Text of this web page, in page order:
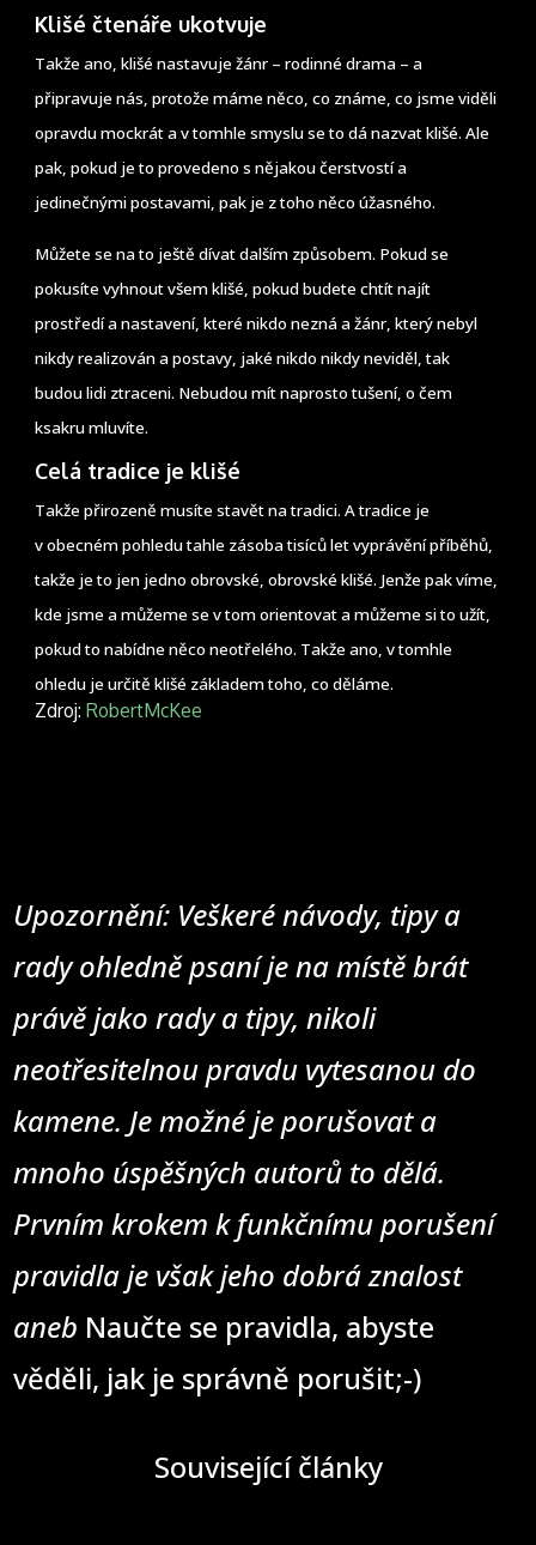
Klišé čtenáře ukotvuje
Takže ano, klišé nastavuje žánr – rodinné drama – a
připravuje nás, protože máme něco, co známe, co jsme viděli
opravdu mockrát a v tomhle smyslu se to dá nazvat klišé. Ale
pak, pokud je to provedeno s nějakou čerstvostí a
jedinečnými postavami, pak je z toho něco úžasného.
Můžete se na to ještě dívat dalším způsobem. Pokud se
pokusíte vyhnout všem klišé, pokud budete chtít najít
prostředí a nastavení, které nikdo nezná a žánr, který nebyl
nikdy realizován a postavy, jaké nikdo nikdy neviděl, tak
budou lidi ztraceni. Nebudou mít naprosto tušení, o čem
ksakru mluvíte.
Celá tradice je klišé
Takže přirozeně musíte stavět na tradici. A tradice je
v obecném pohledu tahle zásoba tisíců let vyprávění příběhů,
takže je to jen jedno obrovské, obrovské klišé. Jenže pak víme,
kde jsme a můžeme se v tom orientovat a můžeme si to užít,
pokud to nabídne něco neotřelého. Takže ano, v tomhle
ohledu je určitě klišé základem toho, co děláme.
Zdroj:RobertMcKee
Upozornění: Veškeré návody, tipy a
rady ohledně psaní je na místě brát
právě jako rady a tipy, nikoli
neotřesitelnou pravdu vytesanou do
kamene. Je možné je porušovat a
mnoho úspěšných autorů to dělá.
Prvním krokem k funkčnímu porušení
pravidla je však jeho dobrá znalost
aneb Naučte se pravidla, abyste
věděli, jak je správně porušit;-)
Související články